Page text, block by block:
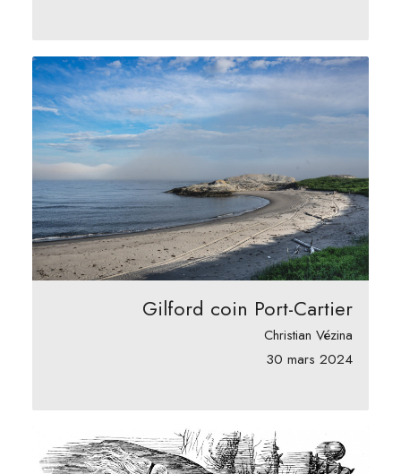
Gilford coin Port-Cartier
Christian Vézina
30 mars 2024